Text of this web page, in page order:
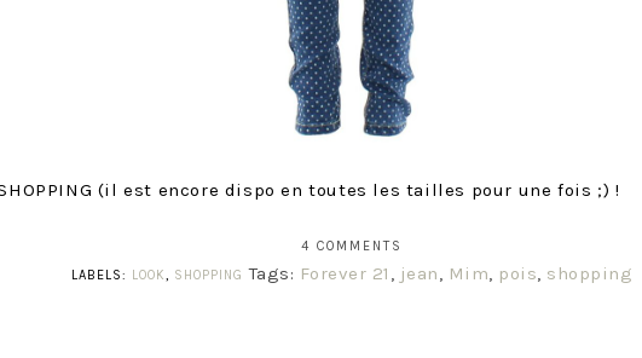
(il est encore dispo en toutes les tailles pour une fois ;) !
4 COMMENTS
LABELS: LOOK, SHOPPING Tags: Forever 21 , jean, Mim, pois, shopping